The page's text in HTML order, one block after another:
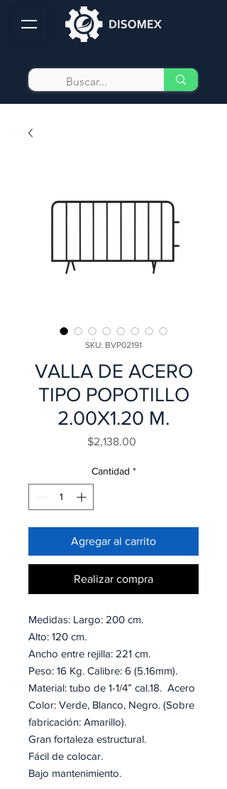
SKU: BVP02191
VALLA DE ACERO
TIPO POPOTILLO
2.00X1.20 M.
$2,138.00
Cantidad *
Agregar al carrito
Realizar compra
Medidas: Largo: 200 cm.
Alto: 120 cm.
Ancho entre rejilla: 221 cm.
Peso: 16 Kg. Calibre: 6 (5.16mm).
Material: tubo de 1-1/4” cal.18. Acero
Color: Verde, Blanco, Negro. (Sobre
fabricación: Amarillo).
Gran fortaleza estructural.
Fácil de colocar.
Bajo mantenimiento.